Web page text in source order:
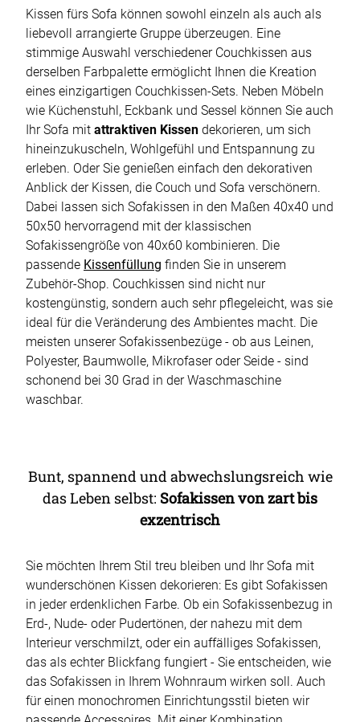
Kissen fürs Sofa können sowohl einzeln als auch als
liebevoll arrangierte Gruppe überzeugen. Eine
stimmige Auswahl verschiedener Couchkissen aus
derselben Farbpalette ermöglicht Ihnen die Kreation
eines einzigartigen Couchkissen-Sets. Neben Möbeln
wie Küchenstuhl, Eckbank und Sessel können Sie auch
Ihr Sofa mit attraktiven Kissen dekorieren, um sich
hineinzukuscheln, Wohlgefühl und Entspannung zu
erleben. Oder Sie genießen einfach den dekorativen
Anblick der Kissen, die Couch und Sofa verschönern.
Dabei lassen sich Sofakissen in den Maßen 40x40 und
50x50 hervorragend mit der klassischen
Sofakissengröße von 40x60 kombinieren. Die
passende Kissenfüllung finden Sie in unserem
Zubehör-Shop. Couchkissen sind nicht nur
kostengünstig, sondern auch sehr pflegeleicht, was sie
ideal für die Veränderung des Ambientes macht. Die
meisten unserer Sofakissenbezüge - ob aus Leinen,
Polyester, Baumwolle, Mikrofaser oder Seide - sind
schonend bei 30 Grad in der Waschmaschine
waschbar.
Bunt, spannend und abwechslungsreich wie
das Leben selbst: Sofakissen von zart bis
exzentrisch
Sie möchten Ihrem Stil treu bleiben und Ihr Sofa mit
wunderschönen Kissen dekorieren: Es gibt Sofakissen
in jeder erdenklichen Farbe. Ob ein Sofakissenbezug in
Erd-, Nude- oder Pudertönen, der nahezu mit dem
Interieur verschmilzt, oder ein auffälliges Sofakissen,
das als echter Blickfang fungiert - Sie entscheiden, wie
das Sofakissen in Ihrem Wohnraum wirken soll. Auch
für einen monochromen Einrichtungsstil bieten wir